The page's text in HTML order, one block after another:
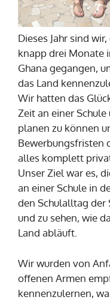
Dieses Jahr sind
knapp drei Monate
Ghana gegangen,
das Land
Wir hatten das
Zeit an einer Schule
planen zu können
Bewerbungsfristen
alles komplett
Unser Ziel war es,
an einer Schule in
den Schulalltag der
und zu sehen, wie
Land abläuft.
Wir wurden von
offenen Armen
kennenzulernen,